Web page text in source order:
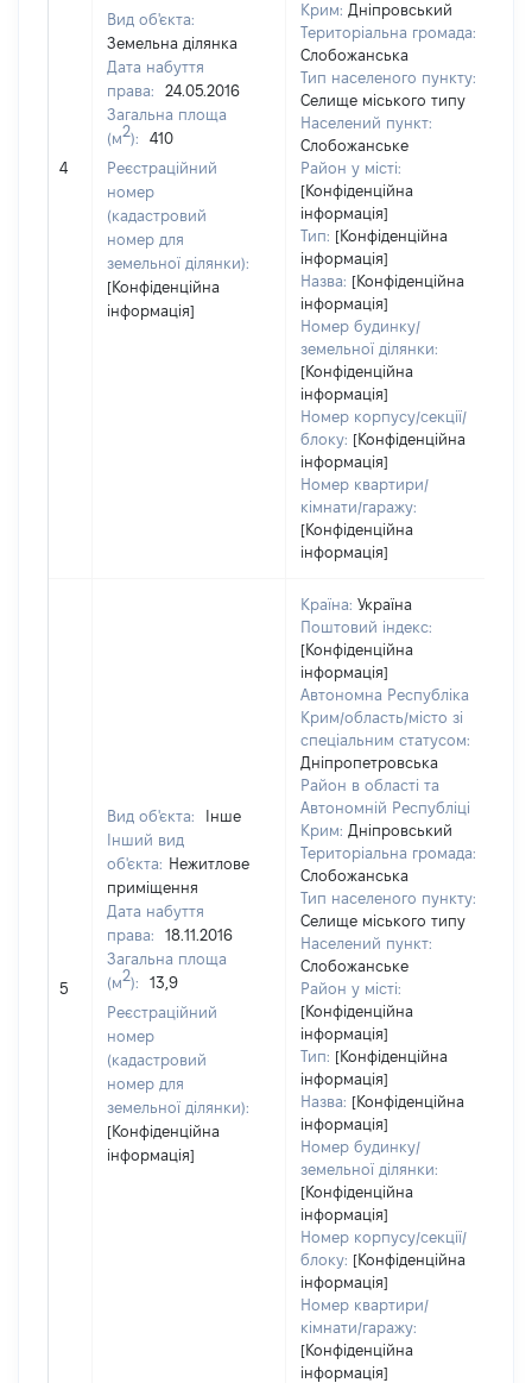
4
Вид об'єкта:
Земельна ділянка
Дата набуття
права:
24.05.2016
Загальна площа
(м2):
410
Реєстраційний
номер
(кадастровий
номер для
земельної ділянки):
[Конфіденційна
інформація]
Крим: Дніпровський
Територіальна громада:
Слобожанська
Тип населеного пункту:
Селище міського типу
Населений пункт:
Слобожанське
Район у місті:
[Конфіденційна
інформація]
Тип: [Конфіденційна
інформація]
Назва: [Конфіденційна
інформація]
Номер будинку/
земельної ділянки:
[Конфіденційна
інформація]
Номер корпусу/секції/
блоку: [Конфіденційна
інформація]
Номер квартири/
кімнати/гаражу:
[Конфіденційна
інформація]
5
Вид об'єкта:
Інше
Інший вид
об'єкта: Нежитлове
приміщення
Дата набуття
права:
18.11.2016
Загальна площа
(м2):
13,9
Реєстраційний
номер
(кадастровий
номер для
земельної ділянки):
[Конфіденційна
інформація]
Країна: Україна
Поштовий індекс:
[Конфіденційна
інформація]
Автономна Республіка
Крим/область/місто зі
спеціальним статусом:
Дніпропетровська
Район в області та
Автономній Республіці
Крим: Дніпровський
Територіальна громада:
Слобожанська
Тип населеного пункту:
Селище міського типу
Населений пункт:
Слобожанське
Район у місті:
[Конфіденційна
інформація]
Тип: [Конфіденційна
інформація]
Назва: [Конфіденційна
інформація]
Номер будинку/
земельної ділянки:
[Конфіденційна
інформація]
Номер корпусу/секції/
блоку: [Конфіденційна
інформація]
Номер квартири/
кімнати/гаражу:
[Конфіденційна
інформація]